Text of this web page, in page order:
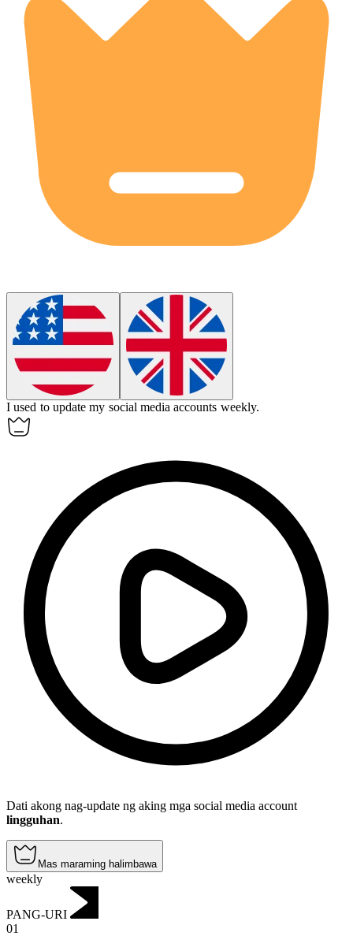
I used to update my social media accounts weekly.
Dati akong nag-update ng aking mga social media account
lingguhan.
Mas maraming halimbawa
weekly
PANG-URI
01